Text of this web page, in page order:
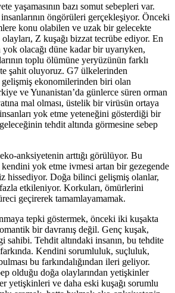
yaşamasının bazı somut sebepleri var.
öngörüleri gerçekleşiyor. Önceki
konu olabilen ve uzak bir gelecekte
Z kuşağı bizzat tecrübe ediyor. En
olacağı düne kadar bir uyarıyken,
toplu ölümüne yeryüzünün farklı
şahit oluyoruz. G7 ülkelerinden
gelişmiş ekonomilerinden biri olan
ve Yunanistan’da günlerce süren orman
mal olması, üstelik bir virüsün ortaya
yok etme yeteneğini gösterdiği bir
tehdit altında görmesine sebep
anksiyetenin arttığı görülüyor. Bu
kendini yok etme ivmesi artan bir gezegende
hissediyor. Doğa bilinci gelişmiş olanlar,
etkileniyor. Korkuları, ömürlerini
geçirerek tamamlayamamak.
tepki göstermek, önceki iki kuşakta
bir davranış değil. Genç kuşak,
sahibi. Tehdit altındaki insanın, bu tehdite
Kendini sorumluluk, suçluluk,
bu farkındalığından ileri geliyor.
olduğu doğa olaylarından yetişkinler
yetişkinleri ve daha eski kuşağı sorumlu